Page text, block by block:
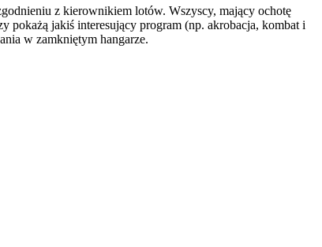
z kierownikiem lotów. Wszyscy, mający ochotę
pokażą jakiś interesujący program (np. akrobacja, kombat i
w zamkniętym hangarze.